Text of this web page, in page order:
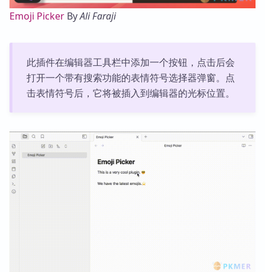
Emoji Picker ByAli Faraji
此插件在编辑器工具栏中添加一个按钮，点击后会
打开一个带有搜索功能的表情符号选择器弹窗。点
击表情符号后，它将被插入到编辑器的光标位置。